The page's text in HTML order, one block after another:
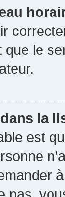
que le
la
est
pas,